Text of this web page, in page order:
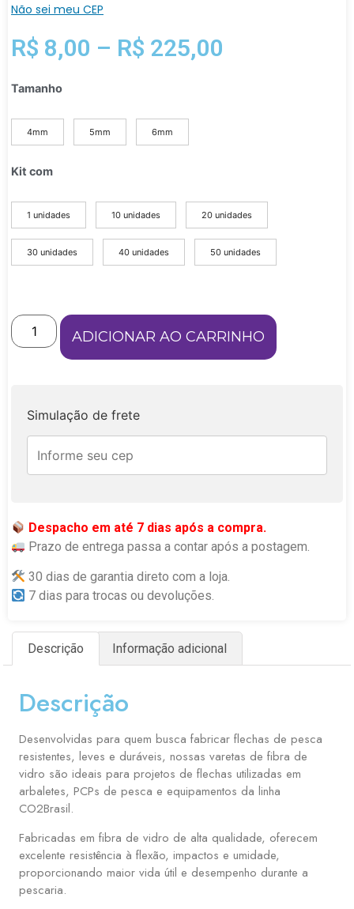
Não sei meu CEP
R$ 8,00 – R$ 225,00
Tamanho
4mm 5mm 6mm
Kit com
1 unidades 10 unidades 20 unidades
30 unidades 40 unidades 50 unidades
ADICIONAR AO CARRINHO
Simulação de frete
Despacho em até 7 dias após a compra.
Prazo de entrega passa a contar após a postagem.
30 dias de garantia direto com a loja.
7 dias para trocas ou devoluções.
Descrição Informação adicional
Descrição
Desenvolvidas para quem busca fabricar flechas de pesca
resistentes, leves e duráveis, nossas varetas de fibra de
vidro são ideais para projetos de flechas utilizadas em
arbaletes, PCPs de pesca e equipamentos da linha
CO2Brasil.
Fabricadas em fibra de vidro de alta qualidade, oferecem
excelente resistência à flexão, impactos e umidade,
proporcionando maior vida útil e desempenho durante a
pescaria.